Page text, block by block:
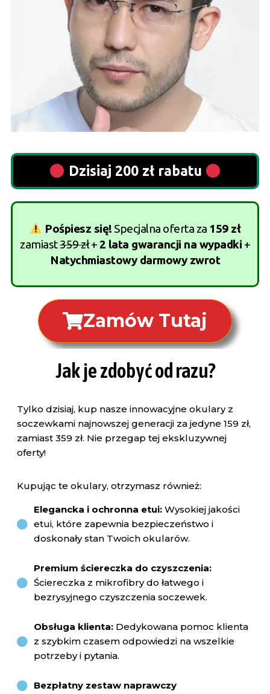
Dzisiaj 200 zł rabatu
Pośpiesz się!Specjalna oferta za 159 zł
zamiast359 zł+2 lata gwarancji na wypadki +
Natychmiastowy darmowy zwrot
Zamów Tutaj
Jak je zdobyć od razu?
Tylko dzisiaj, kup nasze innowacyjne okulary z
soczewkami najnowszej generacji za jedyne 159 zł,
zamiast 359 zł. Nie przegap tej ekskluzywnej
oferty!
Kupując te okulary, otrzymasz również:
Elegancka i ochronna etui:Wysokiej jakości
etui, które zapewnia bezpieczeństwo i
doskonały stan Twoich okularów.
Premium ściereczka do czyszczenia:
Ściereczka z mikrofibry do łatwego i
bezrysyjnego czyszczenia soczewek.
Obsługa klienta:Dedykowana pomoc klienta
z szybkim czasem odpowiedzi na wszelkie
potrzeby i pytania.
Bezpłatny zestaw naprawczy